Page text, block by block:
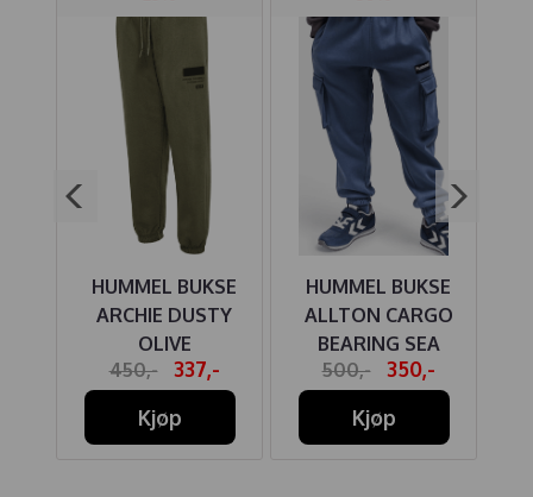
HUMMEL BUKSE
ARCHIE DUSTY
OLIVE
450,-
337,-
Kjøp
HUMMEL BUKSE
ALLTON CARGO
BEARING SEA
500,-
350,-
Kjøp